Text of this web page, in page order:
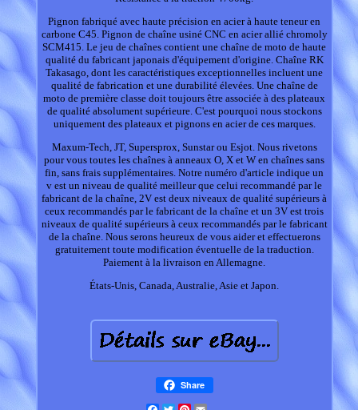
Pignon fabriqué avec haute précision en acier à haute teneur en
carbone C45. Pignon de chaîne usiné CNC en acier allié chromoly
SCM415. Le jeu de chaînes contient une chaîne de moto de haute
qualité du fabricant japonais d'équipement d'origine. Chaîne RK
Takasago, dont les caractéristiques exceptionnelles incluent une
qualité de fabrication et une durabilité élevées. Une chaîne de
moto de première classe doit toujours être associée à des plateaux
de qualité absolument supérieure. C'est pourquoi nous stockons
uniquement des plateaux et pignons en acier de ces marques.
Maxum-Tech, JT, Supersprox, Sunstar ou Esjot. Nous rivetons
pour vous toutes les chaînes à anneaux O, X et W en chaînes sans
fin, sans frais supplémentaires. Notre numéro d'article indique un
v est un niveau de qualité meilleur que celui recommandé par le
fabricant de la chaîne, 2V est deux niveaux de qualité supérieurs à
ceux recommandés par le fabricant de la chaîne et un 3V est trois
niveaux de qualité supérieurs à ceux recommandés par le fabricant
de la chaîne. Nous serons heureux de vous aider et effectuerons
gratuitement toute modification éventuelle de la traduction.
Paiement à la livraison en Allemagne.
États-Unis, Canada, Australie, Asie et Japon.
Share